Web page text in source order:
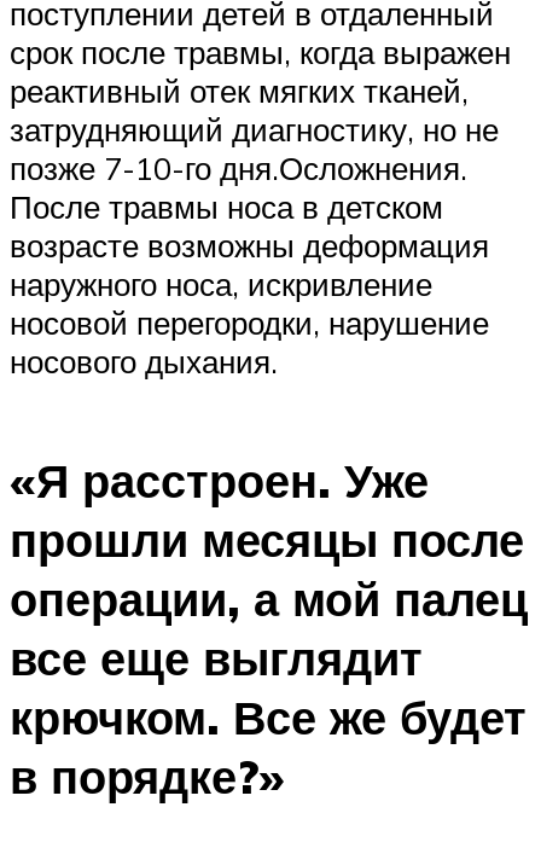
поступлении детей в отдаленный
срок после травмы, когда выражен
реактивный отек мягких тканей,
затрудняющий диагностику, но не
позже 7-10-го дня.Осложнения.
После травмы носа в детском
возрасте возможны деформация
наружного носа, искривление
носовой перегородки, нарушение
носового дыхания.
«Я расстроен. Уже
прошли месяцы после
операции, а мой палец
все еще выглядит
крючком. Все же будет
в порядке?»